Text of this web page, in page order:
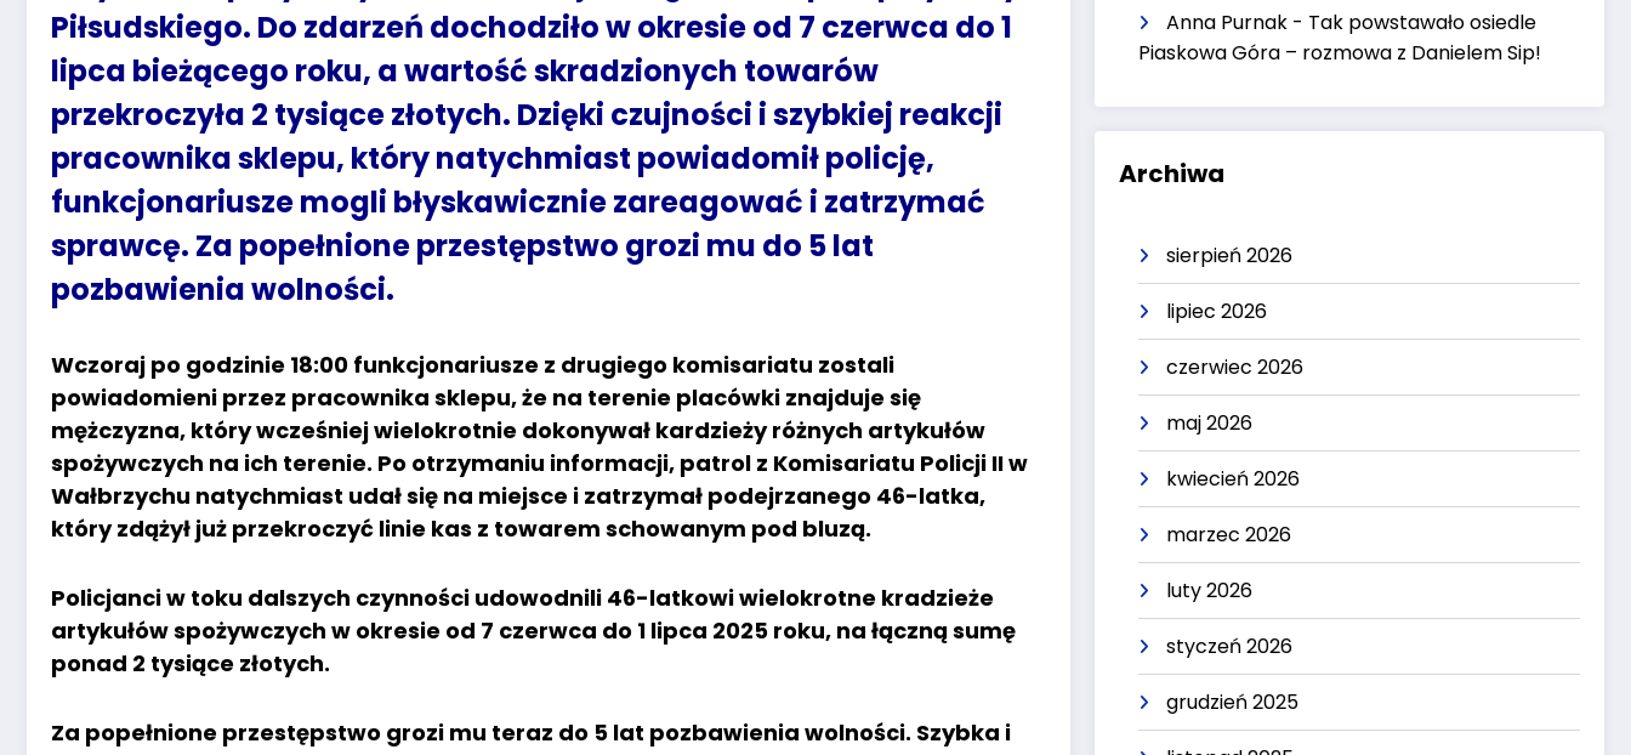
Piłsudskiego. Do zdarzeń dochodziło w okresie od 7 czerwca do 1
lipca bieżącego roku, a wartość skradzionych towarów
przekroczyła 2 tysiące złotych. Dzięki czujności i szybkiej reakcji
pracownika sklepu, który natychmiast powiadomił policję,
funkcjonariusze mogli błyskawicznie zareagować i zatrzymać
sprawcę. Za popełnione przestępstwo grozi mu do 5 lat
pozbawienia wolności.
Wczoraj po godzinie 18:00 funkcjonariusze z drugiego komisariatu zostali
powiadomieni przez pracownika sklepu, że na terenie placówki znajduje się
mężczyzna, który wcześniej wielokrotnie dokonywał kardzieży różnych artykułów
spożywczych na ich terenie. Po otrzymaniu informacji, patrol z Komisariatu Policji II w
Wałbrzychu natychmiast udał się na miejsce i zatrzymał podejrzanego 46-latka,
który zdążył już przekroczyć linie kas z towarem schowanym pod bluzą.
Policjanci w toku dalszych czynności udowodnili 46-latkowi wielokrotne kradzieże
artykułów spożywczych w okresie od 7 czerwca do 1 lipca 2025 roku, na łączną sumę
ponad 2 tysiące złotych.
Za popełnione przestępstwo grozi mu teraz do 5 lat pozbawienia wolności. Szybka i
Anna Purnak - Tak powstawało osiedle
Piaskowa Góra – rozmowa z Danielem Sip!
Archiwa
sierpień 2026
lipiec 2026
czerwiec 2026
maj 2026
kwiecień 2026
marzec 2026
luty 2026
styczeń 2026
grudzień 2025